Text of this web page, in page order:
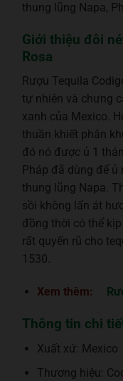
thung lũng Napa,
Giới thiệu đôi
Rosa
Rượu Tequila
tự nhiên và chưng
xanh của Mexico.
thuần khiết phân
đó nó được ủ 1
Pháp đã dùng để ủ
thung lũng Napa.
sồi không lấn át
đồng thời có thể
rất quyến rũ cho
1530.
Xem thêm:
Thông tin chi
Xuất xứ: Mexico
Thương hiệu: